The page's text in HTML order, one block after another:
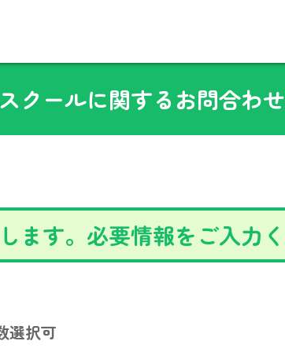
クールに関するお問合わせ
ます。必要情報をご入力
選択可